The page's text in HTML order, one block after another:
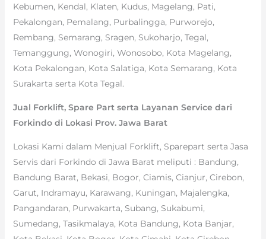
Kebumen, Kendal, Klaten, Kudus, Magelang, Pati,
Pekalongan, Pemalang, Purbalingga, Purworejo,
Rembang, Semarang, Sragen, Sukoharjo, Tegal,
Temanggung, Wonogiri, Wonosobo, Kota Magelang,
Kota Pekalongan, Kota Salatiga, Kota Semarang, Kota
Surakarta serta Kota Tegal.
Jual Forklift, Spare Part serta Layanan Service dari
Forkindo di Lokasi Prov. Jawa Barat
Lokasi Kami dalam Menjual Forklift, Sparepart serta Jasa
Servis dari Forkindo di Jawa Barat meliputi : Bandung,
Bandung Barat, Bekasi, Bogor, Ciamis, Cianjur, Cirebon,
Garut, Indramayu, Karawang, Kuningan, Majalengka,
Pangandaran, Purwakarta, Subang, Sukabumi,
Sumedang, Tasikmalaya, Kota Bandung, Kota Banjar,